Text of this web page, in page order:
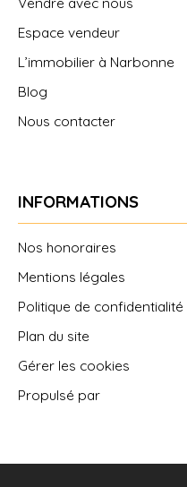
Espace vendeur
L’immobilier à Narbonne
Blog
Nous contacter
INFORMATIONS
Nos honoraires
Mentions légales
Politique de confidentialité
Plan du site
Gérer les cookies
Propulsé par